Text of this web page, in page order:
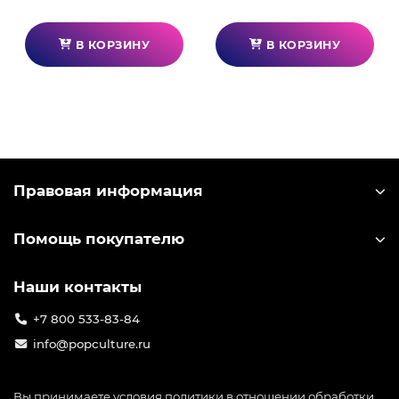
В КОРЗИНУ В КОРЗИНУ
Правовая информация
Помощь покупателю
Наши контакты
+7 800 533-83-84
info@popculture.ru